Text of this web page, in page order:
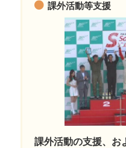
課外活動等支援
課外活動の支援、お